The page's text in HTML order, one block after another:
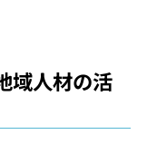
域人材の活